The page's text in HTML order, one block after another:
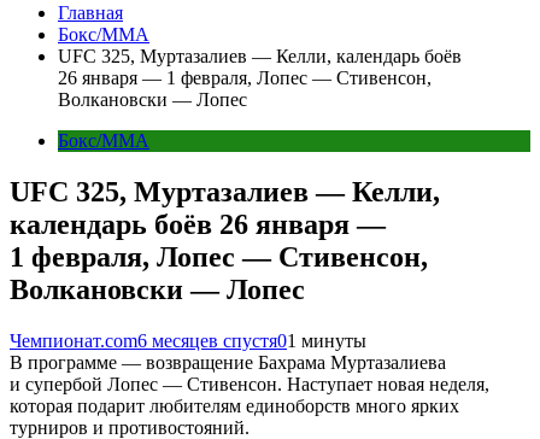
Главная
Бокс/MMA
UFC 325, Муртазалиев — Келли, календарь боёв
26 января — 1 февраля, Лопес — Стивенсон,
Волкановски — Лопес
Бокс/MMA
UFC 325, Муртазалиев — Келли,
календарь боёв 26 января —
1 февраля, Лопес — Стивенсон,
Волкановски — Лопес
Чемпионат.com6 месяцев спустя01 минуты
В программе — возвращение Бахрама Муртазалиева
и супербой Лопес — Стивенсон. Наступает новая неделя,
которая подарит любителям единоборств много ярких
турниров и противостояний.